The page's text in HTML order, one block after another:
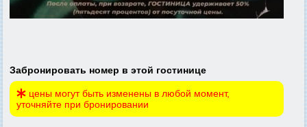
Забронировать номер в этой гостинице
цены могут быть изменены в любой момент,
уточняйте при бронировании